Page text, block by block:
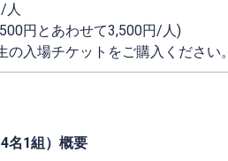
人
円とあわせて3,500円/人)
入場チケットをご購入ください。
名1組）概要